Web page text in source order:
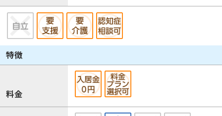
特徴
料金